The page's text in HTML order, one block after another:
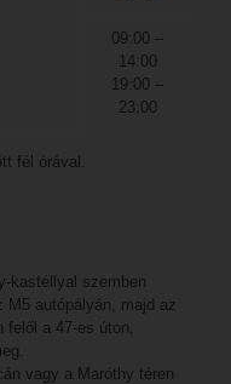
09:00 –
14:00
19:00 –
23:00
fél órával.
kastéllyal szemben
M5 autópályán, majd az
a 47-es úton,
vagy a Maróthy téren